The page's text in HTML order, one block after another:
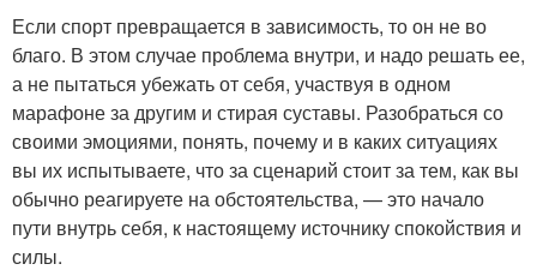
Если спорт превращается в зависимость, то он не во
благо. В этом случае проблема внутри, и надо решать ее,
а не пытаться убежать от себя, участвуя в одном
марафоне за другим и стирая суставы. Разобраться со
своими эмоциями, понять, почему и в каких ситуациях
вы их испытываете, что за сценарий стоит за тем, как вы
обычно реагируете на обстоятельства, — это начало
пути внутрь себя, к настоящему источнику спокойствия и
силы.